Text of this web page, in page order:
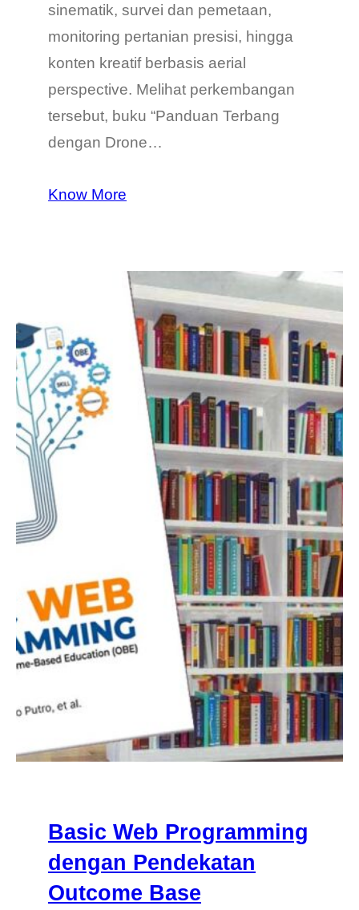
sinematik, survei dan pemetaan,
monitoring pertanian presisi, hingga
konten kreatif berbasis aerial
perspective. Melihat perkembangan
tersebut, buku “Panduan Terbang
dengan Drone…
Know More
Basic Web Programming
dengan Pendekatan
Outcome Base